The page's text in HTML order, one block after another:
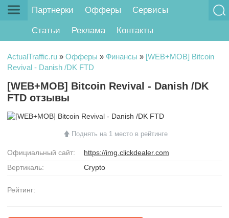
Партнерки Офферы Сервисы
Статьи Реклама Контакты
ActualTraffic.ru » Офферы » Финансы » [WEB+MOB] Bitcoin
Revival - Danish /DK FTD
[WEB+MOB] Bitcoin Revival - Danish /DK
FTD отзывы
Поднять на 1 место в рейтинге
Официальный сайт:
https://img.clickdealer.com
Вертикаль:
Crypto
Рейтинг: